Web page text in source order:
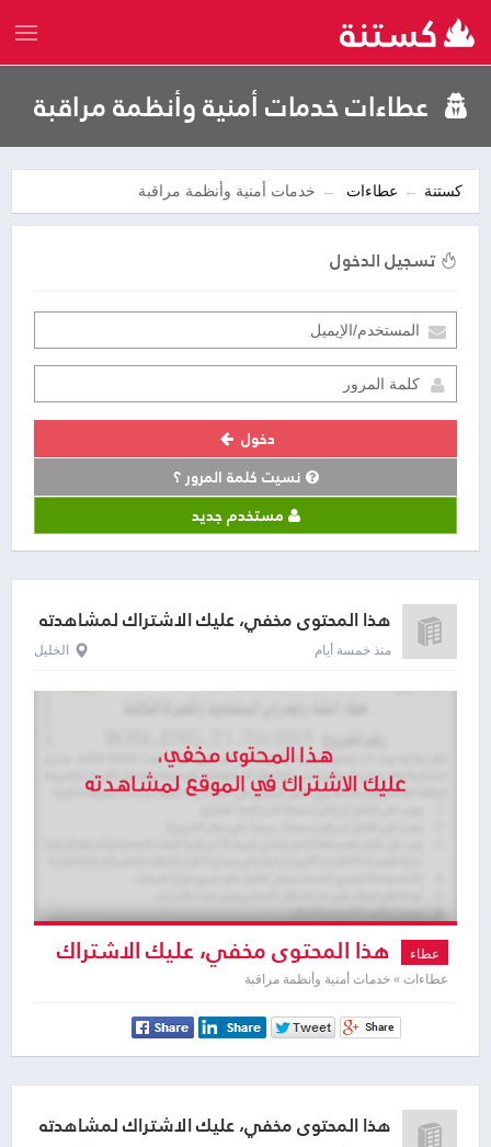
عطاءات خدمات أمنية وأنظمة مراقبة
كستنة عطاءات خدمات أمنية وأنظمة مراقبة
تسجيل الدخول
دخول
نسيت كلمة المرور ؟
مستخدم جديد
هذا المحتوى مخفي، عليك الاشتراك لمشاهدته
منذ خمسة أيام الخليل
عطاء هذا المحتوى مخفي، عليك الاشتراك
لمشاهدته
عطاءات » خدمات أمنية وأنظمة مراقبة
هذا المحتوى مخفي، عليك الاشتراك لمشاهدته